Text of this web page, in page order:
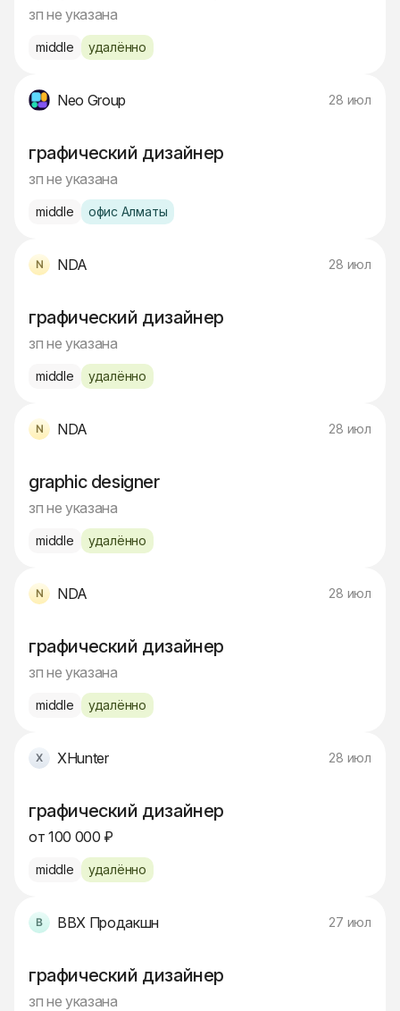
зп не указана
middle удалённо
Neo Group 28 июл
графический дизайнер
зп не указана
middle офис Алматы
NDA 28 июл
графический дизайнер
зп не указана
middle удалённо
NDA 28 июл
graphic designer
зп не указана
middle удалённо
NDA 28 июл
графический дизайнер
зп не указана
middle удалённо
XHunter 28 июл
графический дизайнер
от 100 000 ₽
middle удалённо
BBX Продакшн 27 июл
графический дизайнер
зп не указана